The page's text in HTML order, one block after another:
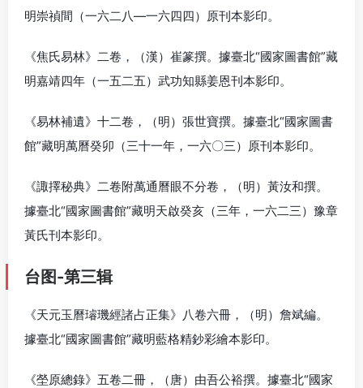
明崇禎間（一六二八—一六四四）原刊本影印。
《焦氏易林》二卷，（漢）崔篆撰。據臺北“國家圖書館”藏
明嘉靖四年（一五二五）武功知縣姜恩刊本影印。
《易林補遺》十二卷，（明）張世寶撰。據臺北“國家圖書
館”藏明萬曆癸卯（三十一年，一六〇三）原刊本影印。
《諏擇秘典》二卷附萬通曆眼不分卷，（明）黃汝和撰。
據臺北“國家圖書館”藏明天啟癸亥（三年，一六二三）豫章
黃氏刊本影印。
台图-第三辑
《天元玉曆璿璣經諸占正集》八卷六冊，（明）詹斌編。
據臺北“國家圖書館”藏明藍格精鈔彩繪本影印。
《塋原總錄》五卷二冊，（唐）由吾公裕撰。據臺北“國家